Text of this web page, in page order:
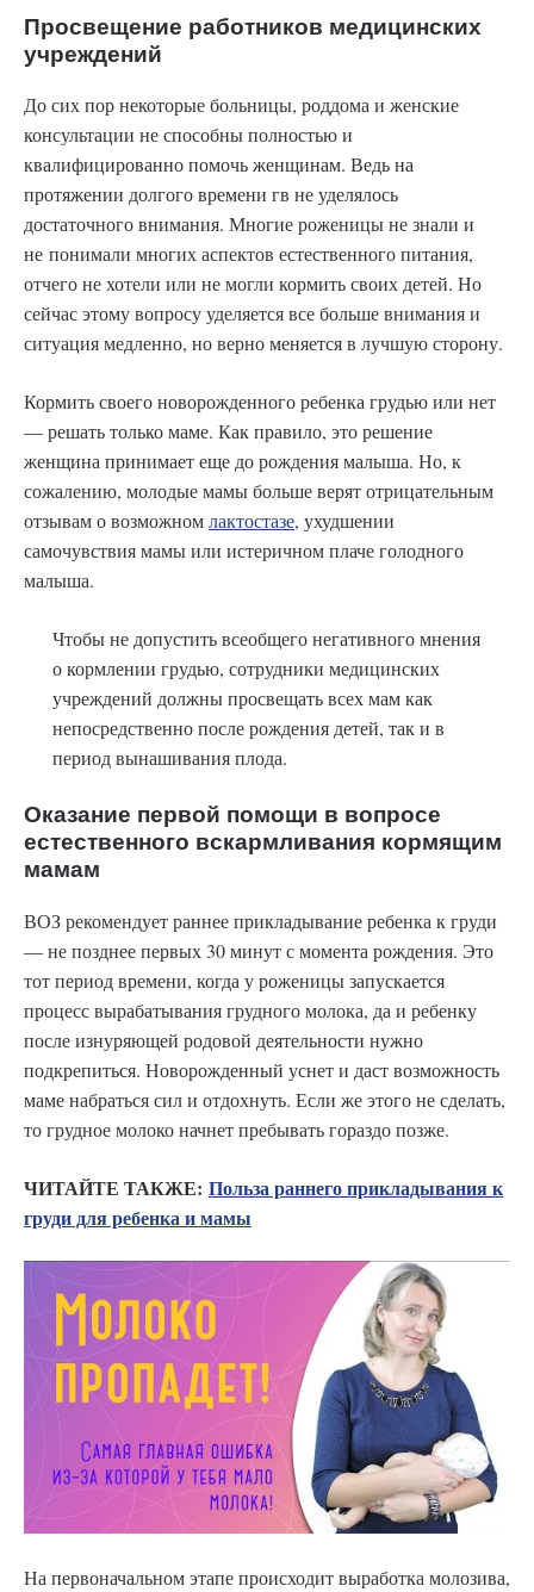
Просвещение работников медицинских
учреждений
До сих пор некоторые больницы, роддома и женские
консультации не способны полностью и
квалифицированно помочь женщинам. Ведь на
протяжении долгого времени гв не уделялось
достаточного внимания. Многие роженицы не знали и
не понимали многих аспектов естественного питания,
отчего не хотели или не могли кормить своих детей. Но
сейчас этому вопросу уделяется все больше внимания и
ситуация медленно, но верно меняется в лучшую сторону.
Кормить своего новорожденного ребенка грудью или нет
— решать только маме. Как правило, это решение
женщина принимает еще до рождения малыша. Но, к
сожалению, молодые мамы больше верят отрицательным
отзывам о возможномлактостазе, ухудшении
самочувствия мамы или истеричном плаче голодного
малыша.
Чтобы не допустить всеобщего негативного мнения
о кормлении грудью, сотрудники медицинских
учреждений должны просвещать всех мам как
непосредственно после рождения детей, так и в
период вынашивания плода.
Оказание первой помощи в вопросе
естественного вскармливания кормящим
мамам
ВОЗ рекомендует раннее прикладывание ребенка к груди
— не позднее первых 30 минут с момента рождения. Это
тот период времени, когда у роженицы запускается
процесс вырабатывания грудного молока, да и ребенку
после изнуряющей родовой деятельности нужно
подкрепиться. Новорожденный уснет и даст возможность
маме набраться сил и отдохнуть. Если же этого не сделать,
то грудное молоко начнет пребывать гораздо позже.
ЧИТАЙТЕ ТАКЖЕ: Польза раннего прикладывания к
груди для ребенка и мамы
На первоначальном этапе происходит выработка молозива,